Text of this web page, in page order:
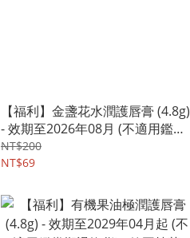
【福利】金盞花水潤護唇膏 (4.8g)
- 效期至2026年08月 (不適用鑑賞
期退貨)- 德國植萃cosnature
NT$200
NT$69